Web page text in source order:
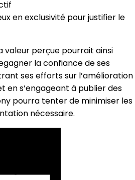
en exclusivité pour justifier le
valeur perçue pourrait ainsi
la confiance de ses
ses efforts sur l’amélioration
en s’engageant à publier des
pourra tenter de minimiser les
nécessaire.